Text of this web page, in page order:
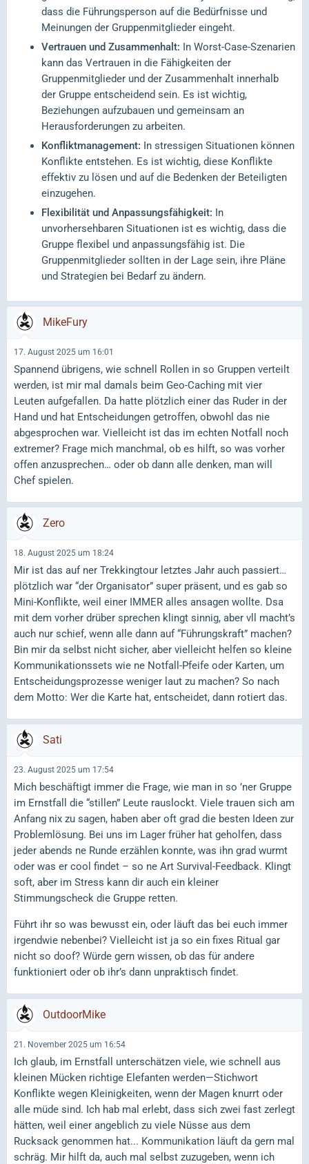
dass die Führungsperson auf die Bedürfnisse und
Meinungen der Gruppenmitglieder eingeht.
Vertrauen und Zusammenhalt: In Worst-Case-Szenarien
kann das Vertrauen in die Fähigkeiten der
Gruppenmitglieder und der Zusammenhalt innerhalb
der Gruppe entscheidend sein. Es ist wichtig,
Beziehungen aufzubauen und gemeinsam an
Herausforderungen zu arbeiten.
Konfliktmanagement: In stressigen Situationen können
Konflikte entstehen. Es ist wichtig, diese Konflikte
effektiv zu lösen und auf die Bedenken der Beteiligten
einzugehen.
Flexibilität und Anpassungsfähigkeit: In
unvorhersehbaren Situationen ist es wichtig, dass die
Gruppe flexibel und anpassungsfähig ist. Die
Gruppenmitglieder sollten in der Lage sein, ihre Pläne
und Strategien bei Bedarf zu ändern.
MikeFury
17. August 2025 um 16:01
Spannend übrigens, wie schnell Rollen in so Gruppen verteilt
werden, ist mir mal damals beim Geo-Caching mit vier
Leuten aufgefallen. Da hatte plötzlich einer das Ruder in der
Hand und hat Entscheidungen getroffen, obwohl das nie
abgesprochen war. Vielleicht ist das im echten Notfall noch
extremer? Frage mich manchmal, ob es hilft, so was vorher
offen anzusprechen… oder ob dann alle denken, man will
Chef spielen.
Zero
18. August 2025 um 18:24
Mir ist das auf ner Trekkingtour letztes Jahr auch passiert…
plötzlich war “der Organisator” super präsent, und es gab so
Mini-Konflikte, weil einer IMMER alles ansagen wollte. Dsa
mit dem vorher drüber sprechen klingt sinnig, aber vll macht’s
auch nur schief, wenn alle dann auf “Führungskraft” machen?
Bin mir da selbst nicht sicher, aber vielleicht helfen so kleine
Kommunikationssets wie ne Notfall-Pfeife oder Karten, um
Entscheidungsprozesse weniger laut zu machen? So nach
dem Motto: Wer die Karte hat, entscheidet, dann rotiert das.
Sati
23. August 2025 um 17:54
Mich beschäftigt immer die Frage, wie man in so ’ner Gruppe
im Ernstfall die “stillen” Leute rauslockt. Viele trauen sich am
Anfang nix zu sagen, haben aber oft grad die besten Ideen zur
Problemlösung. Bei uns im Lager früher hat geholfen, dass
jeder abends ne Runde erzählen konnte, was ihn grad wurmt
oder was er cool findet – so ne Art Survival-Feedback. Klingt
soft, aber im Stress kann dir auch ein kleiner
Stimmungscheck die Gruppe retten.
Führt ihr so was bewusst ein, oder läuft das bei euch immer
irgendwie nebenbei? Vielleicht ist ja so ein fixes Ritual gar
nicht so doof? Würde gern wissen, ob das für andere
funktioniert oder ob ihr’s dann unpraktisch findet.
OutdoorMike
21. November 2025 um 16:54
Ich glaub, im Ernstfall unterschätzen viele, wie schnell aus
kleinen Mücken richtige Elefanten werden—Stichwort
Konflikte wegen Kleinigkeiten, wenn der Magen knurrt oder
alle müde sind. Ich hab mal erlebt, dass sich zwei fast zerlegt
hätten, weil einer angeblich zu viele Nüsse aus dem
Rucksack genommen hat... Kommunikation läuft da gern mal
schräg. Mir hilft da, auch mal selbst zuzugeben, wenn ich